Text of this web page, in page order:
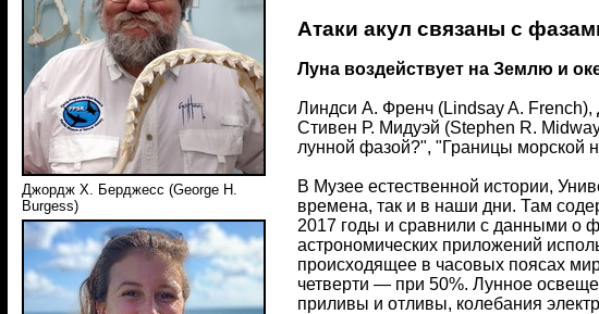
Джордж Х. Берджесс (George H.
Burgess)
Атаки акул связаны с
Луна воздействует на Землю и
Линдси А. Френч (Lindsay A.
Стивен Р. Мидуэй (Stephen R.
лунной фазой?", "Границы морской
В Музее естественной истории,
времена, так и в наши дни. Там
2017 годы и сравнили с данными о
астрономических приложений
происходящее в часовых поясах
четверти — при 50%. Лунное
приливы и отливы, колебания